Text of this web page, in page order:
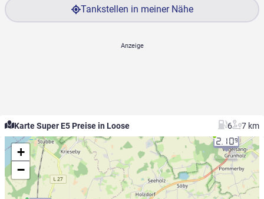
Tankstellen in meiner Nähe
Karte Super E5 Preise in Loose 6 7 km
2.109
+
−